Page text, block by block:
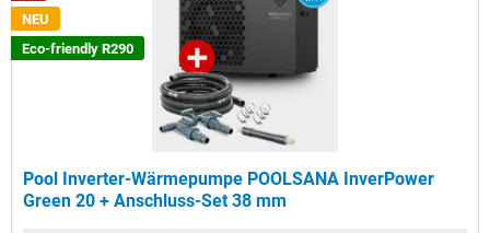
NEU
Eco-friendly R290
Pool Inverter-Wärmepumpe POOLSANA InverPower
Green 20 + Anschluss-Set 38 mm